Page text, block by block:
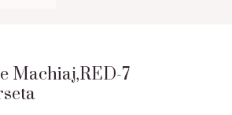
Machiaj,RED-7